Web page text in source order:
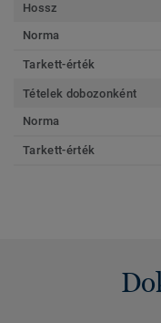
Hossz
Norma
Tarkett-érték
Tételek dobozonként
Norma
Tarkett-érték